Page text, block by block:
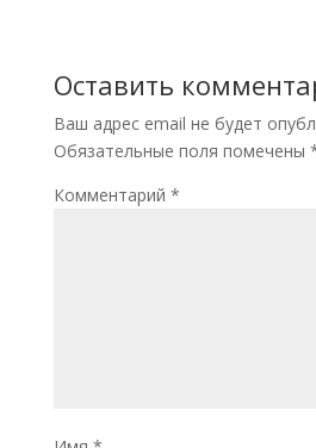
Оставить
Ваш адрес email не будет
Обязательные поля помечены
Комментарий *